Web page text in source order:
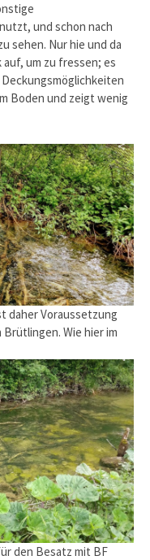
und schon nach
sehen. Nur hie und da
um zu fressen; es
Boden und zeigt wenig
daher Voraussetzung
Wie hier im
den Besatz mit BF